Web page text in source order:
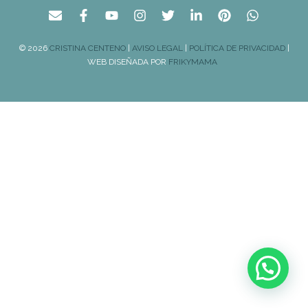
© 2026 CRISTINA CENTENO| AVISO LEGAL| POLÍTICA DE PRIVACIDAD|
WEB DISEÑADA POR FRIKYMAMA